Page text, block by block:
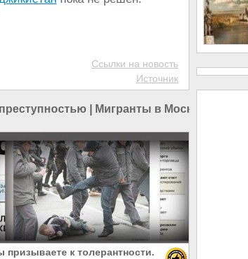
Ссылки на новость
Источник
Мигранты в Москве
призываете к толерантности.